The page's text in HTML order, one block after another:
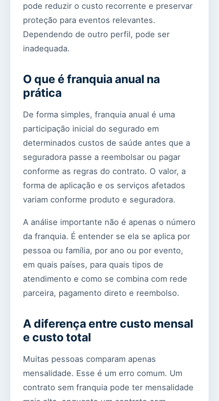
pode reduzir o custo recorrente e preservar
proteção para eventos relevantes.
Dependendo de outro perfil, pode ser
inadequada.
O que é franquia anual na
prática
De forma simples, franquia anual é uma
participação inicial do segurado em
determinados custos de saúde antes que a
seguradora passe a reembolsar ou pagar
conforme as regras do contrato. O valor, a
forma de aplicação e os serviços afetados
variam conforme produto e seguradora.
A análise importante não é apenas o número
da franquia. É entender se ela se aplica por
pessoa ou família, por ano ou por evento,
em quais países, para quais tipos de
atendimento e como se combina com rede
parceira, pagamento direto e reembolso.
A diferença entre custo mensal
e custo total
Muitas pessoas comparam apenas
mensalidade. Esse é um erro comum. Um
contrato sem franquia pode ter mensalidade